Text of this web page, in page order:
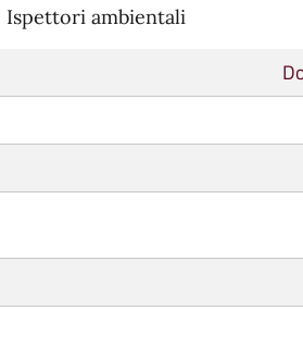
Ispettori ambientali